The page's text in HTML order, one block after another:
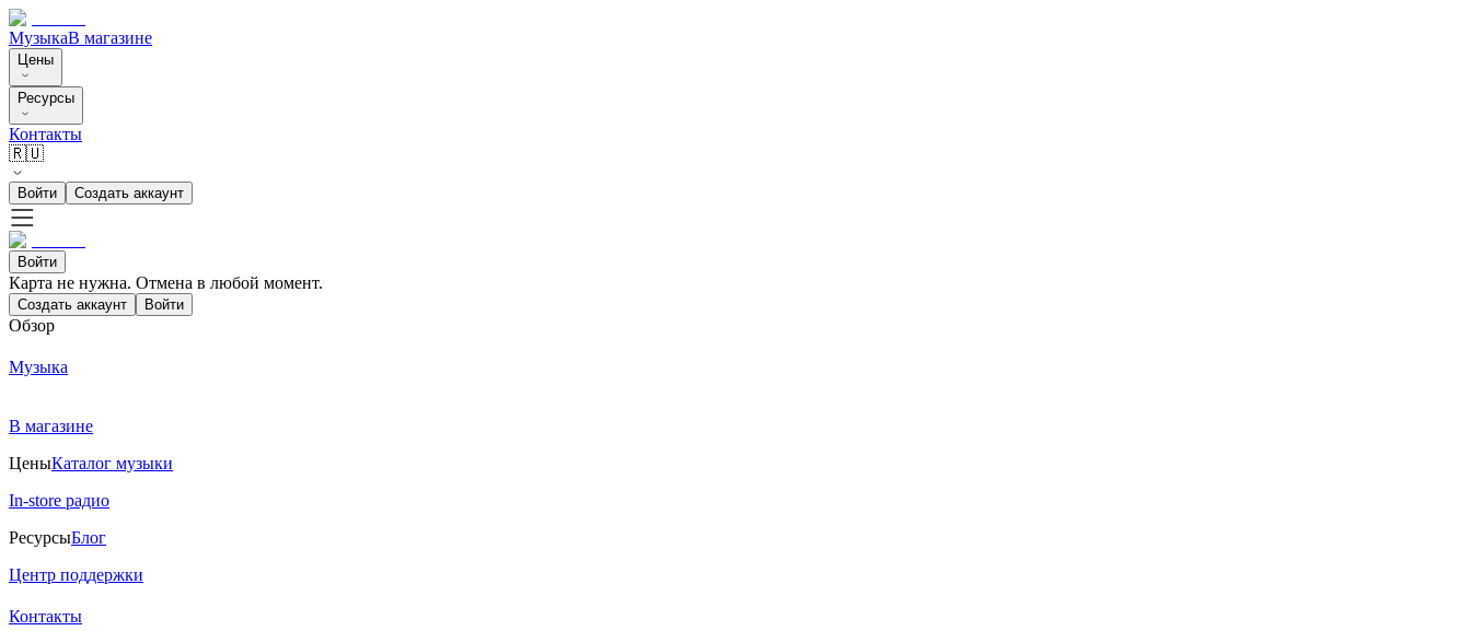
МузыкаВ магазине
Цены
Ресурсы
Контакты
🇷🇺
Войти Создать аккаунт
Войти
Карта не нужна. Отмена в любой момент.
Создать аккаунт Войти
Обзор
Музыка
В магазине
ЦеныКаталог музыки
In-store радио
РесурсыБлог
Центр поддержки
Контакты